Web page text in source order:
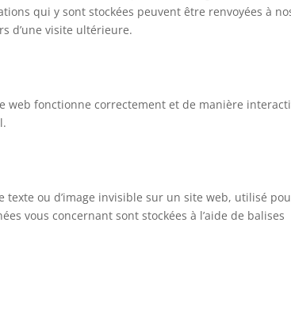
qui y sont stockées peuvent être renvoyées à
d’une visite ultérieure.
fonctionne correctement et de manière
ou d’image invisible sur un site web, utilisé
vous concernant sont stockées à l’aide de balises